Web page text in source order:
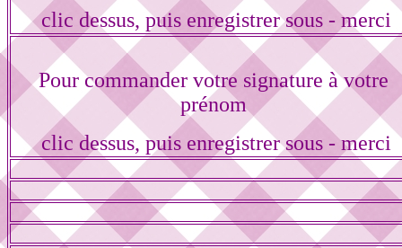
clic dessus, puis enregistrer sous - merci
Pour commander votre signature à votre
prénom
clic dessus, puis enregistrer sous - merci